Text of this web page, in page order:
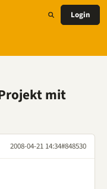
Login
mit
2008-04-21 14:34#848530